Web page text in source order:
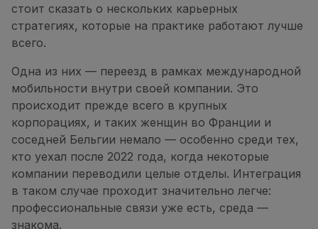
стоит сказать о нескольких карьерных
стратегиях, которые на практике работают лучше
всего.
Одна из них — переезд в рамках международной
мобильности внутри своей компании. Это
происходит прежде всего в крупных
корпорациях, и таких женщин во Франции и
соседней Бельгии немало — особенно среди тех,
кто уехал после 2022 года, когда некоторые
компании переводили целые отделы. Интеграция
в таком случае проходит значительно легче:
профессиональные связи уже есть, среда —
знакома.